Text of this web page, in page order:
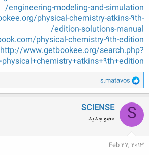
Christo Boyadjiev
http://www.amazon.com/Theoretical-C...1-
engineering-modeling-and-simulation/
physical-chemistry-atkins-9th-
edition-solutions-manual/
physical-chemistry-9th-edition/
http://www.getbookee.org/search.php?
و
ا
ک
ن
ش
ه
ا
s.matavos
S
SCIENSE
عضو جدید
Feb 27, 2013